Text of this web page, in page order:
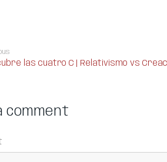
las cuatro C | Relativismo vs
comment